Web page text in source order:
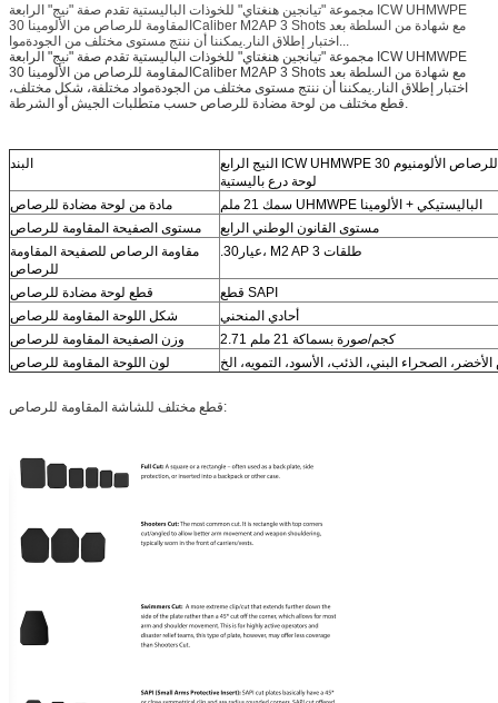
مجموعة "تيانجين هنغتاي" للخوذات الباليستية تقدم صفة "نيج" الرابعة ICW UHMWPE
المقاومة للرصاص من الألومينا 30Caliber M2AP 3 Shots مع شهادة من السلطة بعد
اختبار إطلاق النار.يمكننا أن ننتج مستوى مختلف من الجودةموا...
مجموعة "تيانجين هنغتاي" للخوذات الباليستية تقدم صفة "نيج" الرابعة ICW UHMWPE
المقاومة للرصاص من الألومينا 30Caliber M2AP 3 Shots مع شهادة من السلطة بعد
اختبار إطلاق النار.يمكننا أن ننتج مستوى مختلف من الجودةمواد مختلفة، شكل مختلف،
قطع مختلف من لوحة مضادة للرصاص حسب متطلبات الجيش أو الشرطة.
البند
النيج الرابع ICW UHMWPE المقاوم للرصاص الألومنيوم 30Caliber M2AP 3 طلقات نارية
لوحة درع باليستية
مادة من لوحة مضادة للرصاص
سمك 21 ملم UHMWPE الباليستيكي + الألومينا
مستوى الصفيحة المقاومة للرصاص
مستوى القانون الوطني الرابع
مقاومة الرصاص للصفيحة المقاومة
للرصاص
.30عيار، M2 AP 3 طلقات
قطع لوحة مضادة للرصاص
قطع SAPI
شكل اللوحة المقاومة للرصاص
أحادي المنحني
وزن الصفيحة المقاومة للرصاص
2.71 كجم/صورة بسماكة 21 ملم
لون اللوحة المقاومة للرصاص
الصحراء البني، الذئب، الأسود، التمويه، الخ
قطع مختلف للشاشة المقاومة للرصاص: